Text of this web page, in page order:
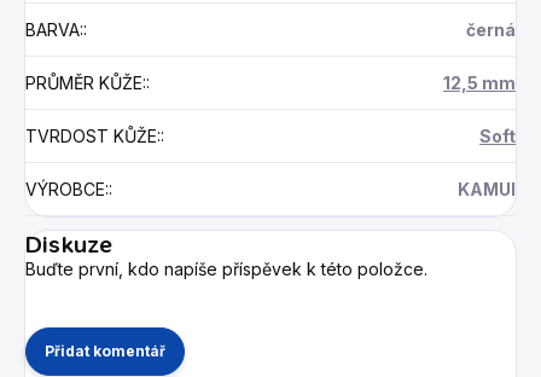
BARVA:: černá
PRŮMĚR KŮŽE:: 12,5 mm
TVRDOST KŮŽE:: Soft
VÝROBCE:: KAMUI
Diskuze
Buďte první, kdo napíše příspěvek k této položce.
Přidat komentář